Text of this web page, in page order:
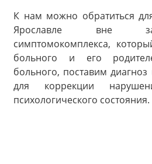
К нам можно обратиться
Ярославле вне
симптомокомплекса,
больного и его
больного, поставим
для коррекции
психологического состояния.